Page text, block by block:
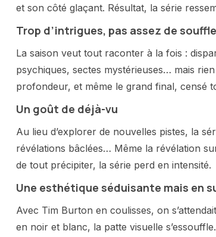
et son côté glaçant. Résultat, la série
Trop d’intrigues, pas assez de souffle
La saison veut tout raconter à la fois :
psychiques, sectes mystérieuses… mais
profondeur, et même le grand final, censé
Un goût de déjà-vu
Au lieu d’explorer de nouvelles pistes, la
révélations bâclées… Même la révélation
de tout précipiter, la série perd en intensité.
Une esthétique séduisante mais en
Avec Tim Burton en coulisses, on
en noir et blanc, la patte visuelle